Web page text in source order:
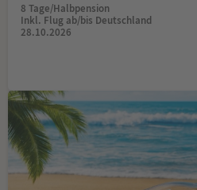
8 Tage/Halbpension
Inkl. Flug ab/bis Deutschland
28.10.2026